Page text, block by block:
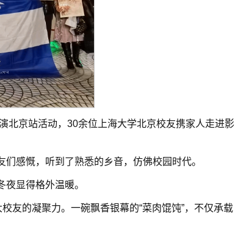
北京站活动，30余位上海大学北京校友携家人走进影
感慨，听到了熟悉的乡音，仿佛校园时代。
显得格外温暖。
友的凝聚力。一碗飘香银幕的“菜肉馄饨”，不仅承载